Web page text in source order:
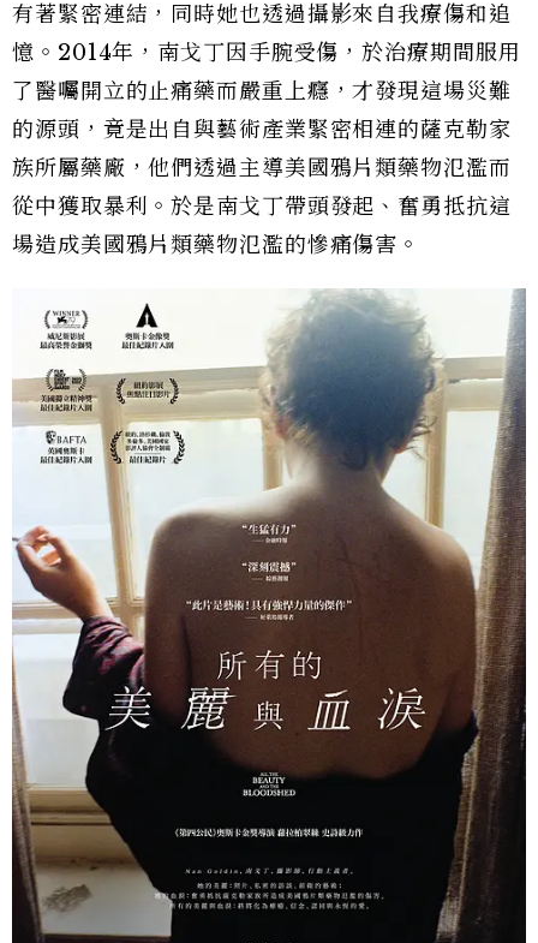
有著緊密連結，同時她也透過攝影來自我療傷和追
憶。2014年，南戈丁因手腕受傷，於治療期間服用
了醫囑開立的止痛藥而嚴重上癮，才發現這場災難
的源頭，竟是出自與藝術產業緊密相連的薩克勒家
族所屬藥廠，他們透過主導美國鴉片類藥物氾濫而
從中獲取暴利。於是南戈丁帶頭發起、奮勇抵抗這
場造成美國鴉片類藥物氾濫的慘痛傷害。